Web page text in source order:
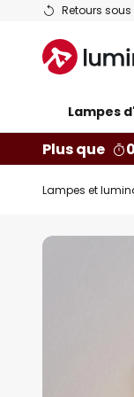
Retours
Allez
contenu
Lampes
Plus que
Lampes et
Skip